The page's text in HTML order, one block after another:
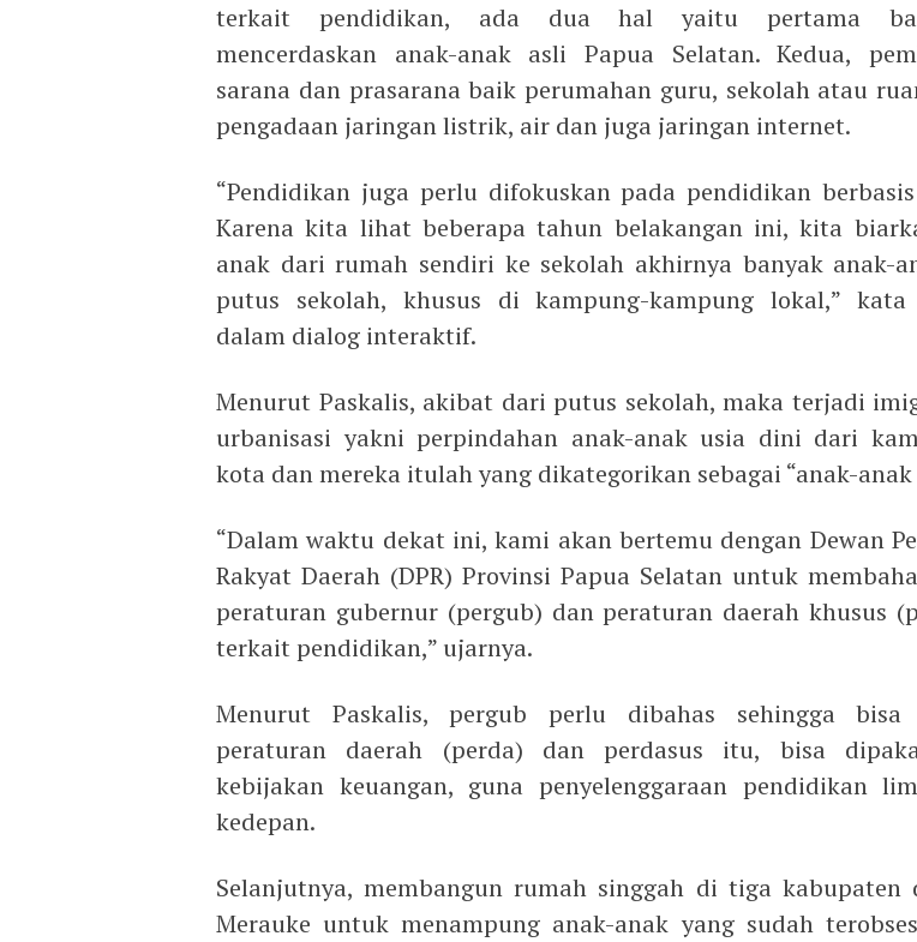
terkait pendidikan, ada dua hal yaitu pertama
mencerdaskan anak-anak asli Papua Selatan. Kedua,
sarana dan prasarana baik perumahan guru, sekolah atau
pengadaan jaringan listrik, air dan juga jaringan internet.
“Pendidikan juga perlu difokuskan pada pendidikan
Karena kita lihat beberapa tahun belakangan ini, kita
anak dari rumah sendiri ke sekolah akhirnya banyak anak-
putus sekolah, khusus di kampung-kampung lokal,” kata
dalam dialog interaktif.
Menurut Paskalis, akibat dari putus sekolah, maka terjadi
urbanisasi yakni perpindahan anak-anak usia dini dari
kota dan mereka itulah yang dikategorikan sebagai “anak-anak
“Dalam waktu dekat ini, kami akan bertemu dengan Dewan
Rakyat Daerah (DPR) Provinsi Papua Selatan untuk
peraturan gubernur (pergub) dan peraturan daerah khusus
terkait pendidikan,” ujarnya.
Menurut Paskalis, pergub perlu dibahas sehingga bisa
peraturan daerah (perda) dan perdasus itu, bisa
kebijakan keuangan, guna penyelenggaraan pendidikan
kedepan.
Selanjutnya, membangun rumah singgah di tiga kabupaten
Merauke untuk menampung anak-anak yang sudah